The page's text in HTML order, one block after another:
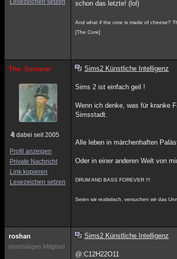
Lesezeichen setzen
schon das letzte! (lol)
And what if the core is made of cheese?
[The Core]
The_Sorcerer
dabei seit 2005
Profil anzeigen
Private Nachricht
Link kopieren
Lesezeichen setzen
Sims2 Künstliche Intelligenz
Sims 2 ist einfach geil !
Wenn ich denke, was für kranke
Simsstadt.
Alle leben in märchenhaften
Oder in einer anderen Welt von
DRUM AND BASS FOREVER !!!
Seien wir realistisch, versuchen wir das
roshan
ehemaliges Mitglied
Sims2 Künstliche Intelligenz
@:C12H22O11